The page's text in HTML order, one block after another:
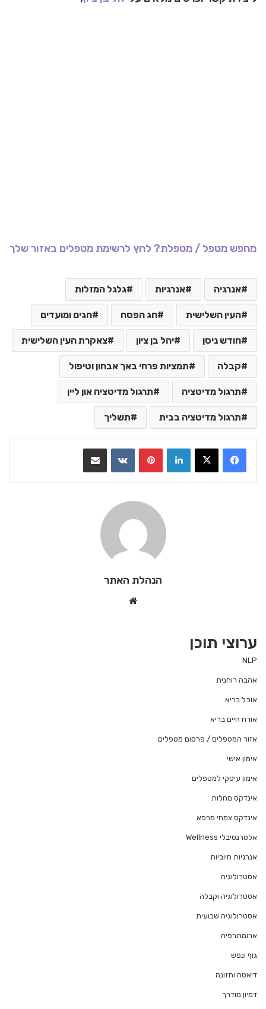
מחפש מטפל / מטפלת? לחץ לרשימת מטפלים באזור שלך
אנרגיה אנרגיות גלגל המזלות
העין השלישית חג הפסח חגים ומועדים
חודש ניסן יהל בן ציון צאקרת העין השלישית
קבלה תמציות פרחי באך אבחון וטיפול
תרגול מדיטציה תרגול מדיטציה און ליין
תרגול מדיטציה בבית תשליך
LinkedIn
VKontakte
הנהלת האתר
ערוצי תוכן
NLP
אהבה רוחנית
אוכל בריא
אורח חיים בריא
אזור המטפלים / פרסום מטפלים
אימון אישי
אימון עיסקי למטפלים
אינדקס מחלות
אינדקס צמחי מרפא
אלטרנטיבלי Wellness
אנרגיות חיוביות
אסטרולוגיה
אסטרולוגיה וקבלה
אסטרולוגיה שבועית
ארומתרפיה
גוף ונפש
דיאטה ותזונה
דמיון מודרך